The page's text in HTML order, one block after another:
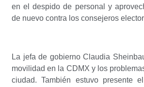
en el despido de personal y
de nuevo contra los consejeros
La jefa de gobierno Claudia
movilidad en la CDMX y los
ciudad. También estuvo presente